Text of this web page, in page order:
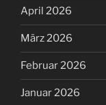
April 2026
März 2026
Februar 2026
Januar 2026